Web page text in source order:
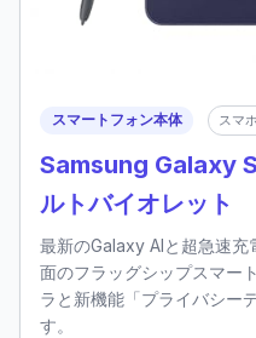
スマートフォン本体 スマ
Samsung Galaxy
ルトバイオレット
最新のGalaxy AIと超急速充
面のフラッグシップスマー
ラと新機能「プライバシー
す。